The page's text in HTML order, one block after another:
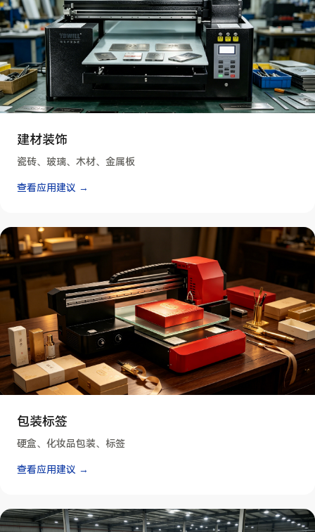
建材装饰
瓷砖、玻璃、木材、金属板
查看应用建议 →
包装标签
硬盒、化妆品包装、标签
查看应用建议 →